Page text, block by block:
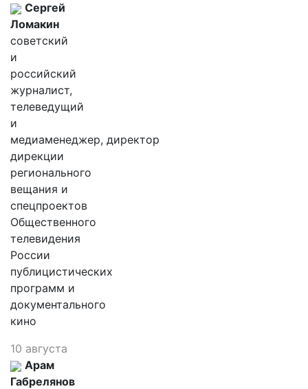
Сергей
Ломакин
советский
и
российский
журналист,
телеведущий
и
медиаменеджер, директор
дирекции
регионального
вещания и
спецпроектов
Общественного
телевидения
России
публицистических
программ и
документального
кино
10 августа
Арам
Габрелянов